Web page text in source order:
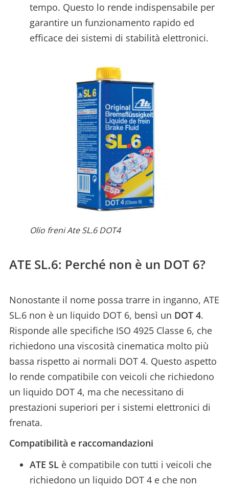
tempo. Questo lo rende indispensabile per
garantire un funzionamento rapido ed
efficace dei sistemi di stabilità elettronici.
Olio freni Ate SL.6 DOT4
ATE SL.6: Perché non è un DOT 6?
Nonostante il nome possa trarre in inganno, ATE
SL.6 non è un liquido DOT 6, bensì un DOT 4.
Risponde alle specifiche ISO 4925 Classe 6, che
richiedono una viscosità cinematica molto più
bassa rispetto ai normali DOT 4. Questo aspetto
lo rende compatibile con veicoli che richiedono
un liquido DOT 4, ma che necessitano di
prestazioni superiori per i sistemi elettronici di
frenata.
Compatibilità e raccomandazioni
ATE SL è compatibile con tutti i veicoli che
richiedono un liquido DOT 4 e che non